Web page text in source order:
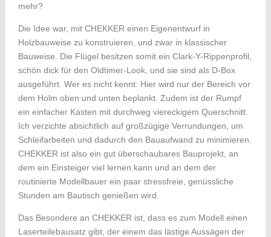
mehr?
Die Idee war, mit CHEKKER einen Eigenentwurf in
Holzbauweise zu konstruieren, und zwar in klassischer
Bauweise. Die Flügel besitzen somit ein Clark-Y-Rippenprofil,
schön dick für den Oldtimer-Look, und sie sind als D-Box
ausgeführt. Wer es nicht kennt: Hier wird nur der Bereich vor
dem Holm oben und unten beplankt. Zudem ist der Rumpf
ein einfacher Kasten mit durchweg viereckigem Querschnitt.
Ich verzichte absichtlich auf großzügige Verrundungen, um
Schleifarbeiten und dadurch den Bauaufwand zu minimieren.
CHEKKER ist also ein gut überschaubares Bauprojekt, an
dem ein Einsteiger viel lernen kann und an dem der
routinierte Modellbauer ein paar stressfreie, genüssliche
Stunden am Bautisch genießen wird.
Das Besondere an CHEKKER ist, dass es zum Modell einen
Laserteilebausatz gibt, der einem das lästige Aussägen der